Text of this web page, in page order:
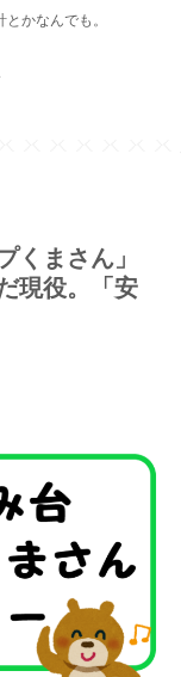
かなんでも。
くまさん」
現役。「安